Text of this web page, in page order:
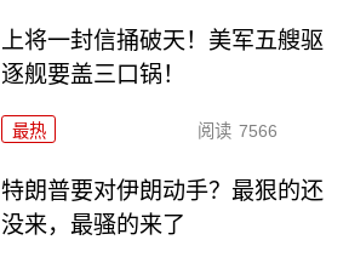
上将一封信捅破天！美军五艘驱
逐舰要盖三口锅！
最热 阅读 7566
特朗普要对伊朗动手？最狠的还
没来，最骚的来了